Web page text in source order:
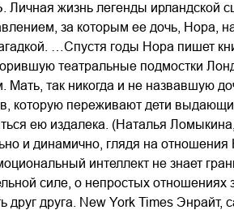
жизнь легенды ирландской
за которым ее дочь, Нора,
…Спустя годы Нора пишет
театральные подмостки
Мать, так никогда и не назвавшую
которую переживают дети
ею издалека. (Наталья
и динамично, глядя на
интеллект не знает
силе, о непростых
друг друга. New York Times